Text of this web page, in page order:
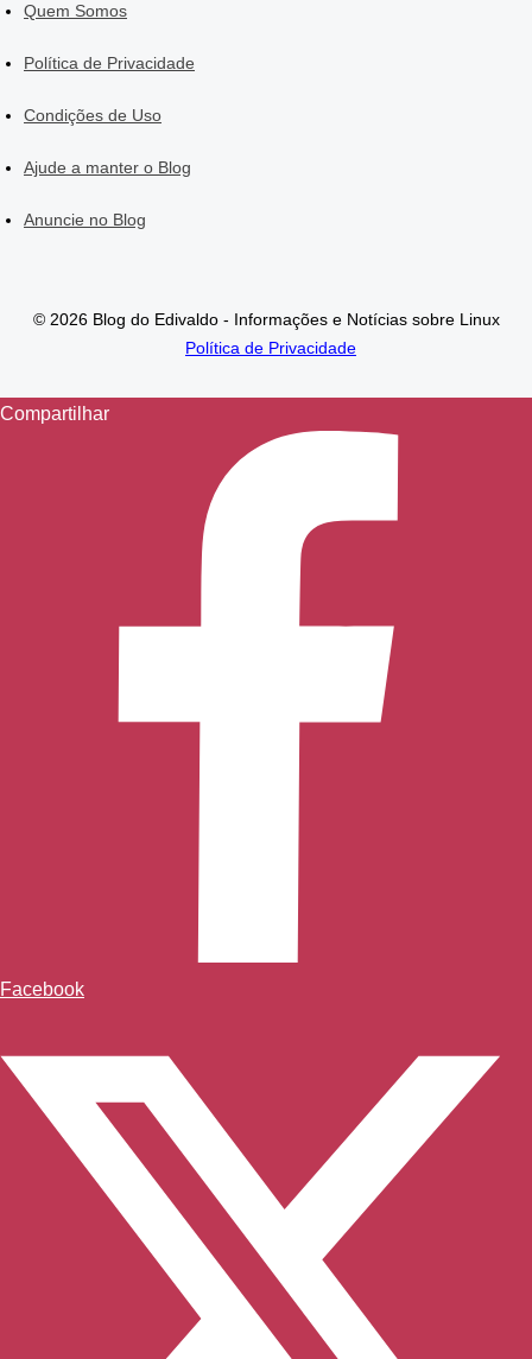
Quem Somos
Política de Privacidade
Condições de Uso
Ajude a manter o Blog
Anuncie no Blog
© 2026 Blog do Edivaldo - Informações e Notícias sobre Linux
Política de Privacidade
Compartilhar
Facebook